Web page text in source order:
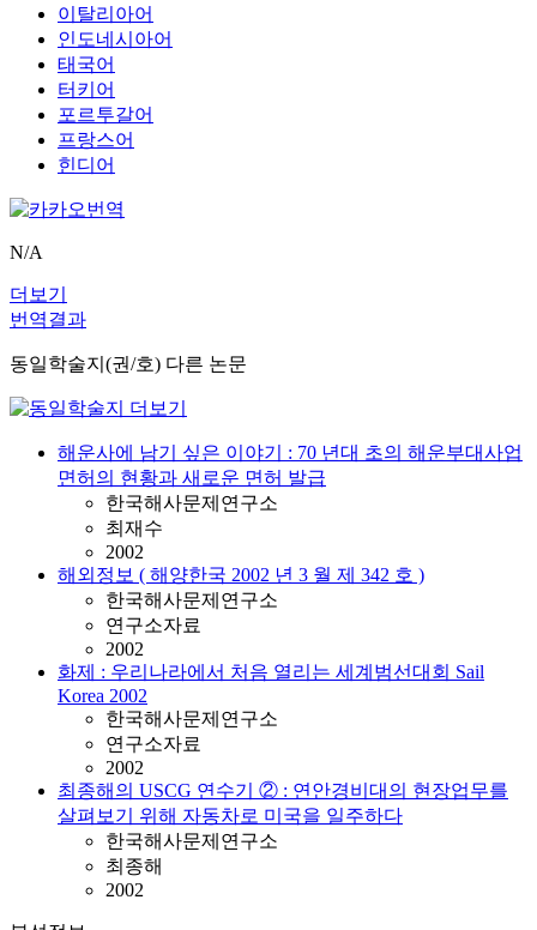
이탈리아어
인도네시아어
태국어
터키어
포르투갈어
프랑스어
힌디어
N/A
더보기
번역결과
동일학술지(권/호) 다른 논문
해운사에 남기 싶은 이야기 : 70 년대 초의 해운부대사업
면허의 현황과 새로운 면허 발급
한국해사문제연구소
최재수
2002
해외정보 ( 해양한국 2002 년 3 월 제 342 호 )
한국해사문제연구소
연구소자료
2002
화제 : 우리나라에서 처음 열리는 세계범선대회 Sail
Korea 2002
한국해사문제연구소
연구소자료
2002
최종해의 USCG 연수기 ② : 연안경비대의 현장업무를
살펴보기 위해 자동차로 미국을 일주하다
한국해사문제연구소
최종해
2002